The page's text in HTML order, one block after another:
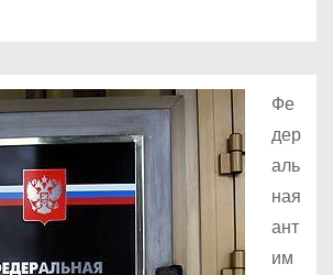
Фе
дер
аль
ная
ант
им